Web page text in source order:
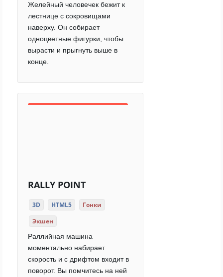
Желейный человечек бежит к
лестнице с сокровищами
наверху. Он собирает
одноцветные фигурки, чтобы
вырасти и прыгнуть выше в
конце.
RALLY POINT
3D HTML5
Гонки
Экшен
Раллийная машина
моментально набирает
скорость и с дрифтом входит в
поворот. Вы помчитесь на ней